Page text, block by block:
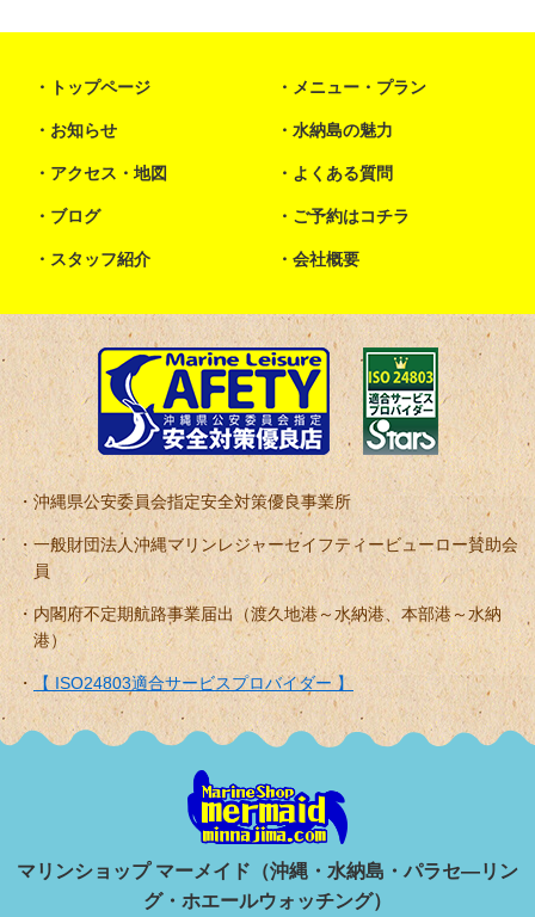
トップページ メニュー・プラン
お知らせ 水納島の魅力
アクセス・地図 よくある質問
ブログ ご予約はコチラ
スタッフ紹介 会社概要
沖縄県公安委員会指定安全対策優良事業所
一般財団法人沖縄マリンレジャーセイフティービューロー賛助会
員
内閣府不定期航路事業届出（渡久地港～水納港、本部港～水納
港）
【 ISO24803適合サービスプロバイダー 】
マリンショップ マーメイド（沖縄・水納島・パラセ―リン
グ・ホエールウォッチング）